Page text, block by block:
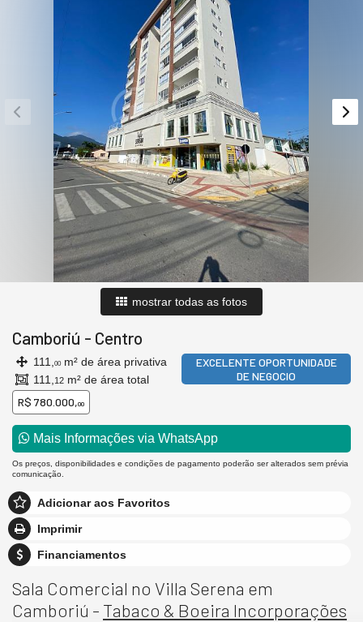
mostrar todas as fotos
Camboriú - Centro
EXCELENTE OPORTUNIDADE
DE NEGOCIO
111, 00 m² de área privativa
111,
12 m² de área total
R$ 780.000,00
Mais Informações via WhatsApp
Os preços, disponibilidades e condições de pagamento poderão ser alterados sem prévia
comunicação.
Adicionar aos Favoritos
Imprimir
Financiamentos
Sala Comercial no Villa Serena em
Camboriú - Tabaco & Boeira Incorporações